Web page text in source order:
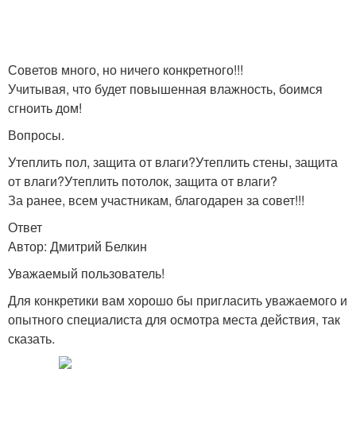
Советов много, но ничего конкретного!!!
Учитывая, что будет повышенная влажность, боимся
сгноить дом!
Вопросы.
Утеплить пол, защита от влаги?Утеплить стены, защита
от влаги?Утеплить потолок, защита от влаги?
За ранее, всем участникам, благодарен за совет!!!
Ответ
Автор: Дмитрий Белкин
Уважаемый пользователь!
Для конкретики вам хорошо бы пригласить уважаемого и
опытного специалиста для осмотра места действия, так
сказать.